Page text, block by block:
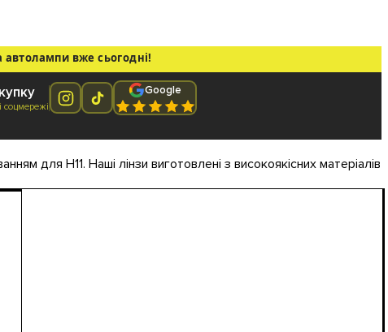
вже сьогодні!
соцмережі
Google
для H11. Наші лінзи виготовлені з високоякісних матеріалів